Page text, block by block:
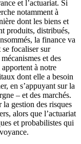
et l’actuariat. Si
notamment à
dont les biens et
produits, distribués,
la finance va
focaliser sur
et des
à notre
dont elle a besoin
en s’appuyant sur la
– et des marchés.
la gestion des risques
alors que l’actuariat
et probabilistes qui